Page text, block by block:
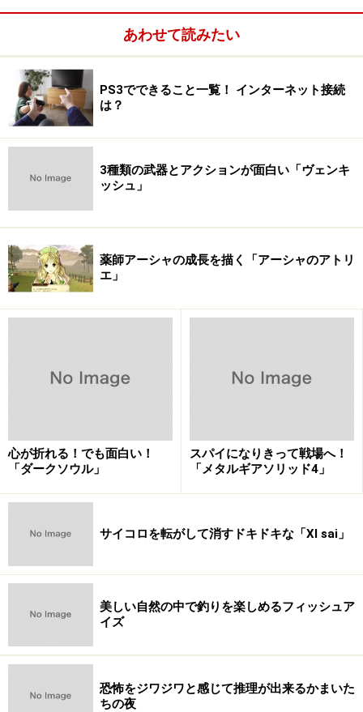
などなど。
それではまず、通常のゲームモード、無双演武でのやり
込みを紹介しましょう。
※記事内容は執筆時点のものです。最新の内容をご確認くださ
い。
1 /4 次のページへ
あわせて読みたい
PS3でできること一覧！ インターネット接続
は？
3種類の武器とアクションが面白い「ヴェンキ
ッシュ」
薬師アーシャの成長を描く「アーシャのアトリ
エ」
心が折れる！でも面白い！
「ダークソウル」
スパイになりきって戦場へ！
「メタルギアソリッド4」
サイコロを転がして消すドキドキな「XI sai」
美しい自然の中で釣りを楽しめるフィッシュア
イズ
恐怖をジワジワと感じて推理が出来るかまいた
ちの夜